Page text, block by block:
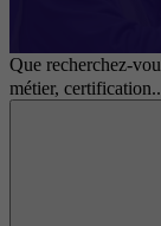
Que recherchez-
métier,